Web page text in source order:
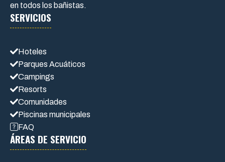
en todos los bañistas.
SERVICIOS
Hoteles
Parques Acuáticos
Campings
Resorts
Comunidades
Piscinas municipales
FAQ
ÁREAS DE SERVICIO